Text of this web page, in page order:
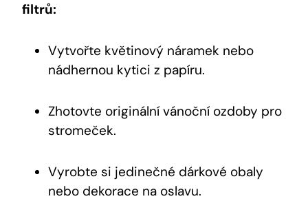
filtrů:
Vytvořte květinový náramek nebo
nádhernou kytici z papíru.
Zhotovte originální vánoční ozdoby pro
stromeček.
Vyrobte si jedinečné dárkové obaly
nebo dekorace na oslavu.